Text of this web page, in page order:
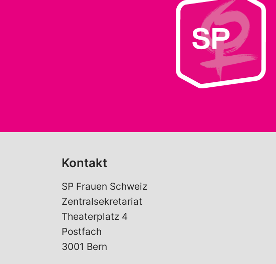
Kontakt
SP Frauen Schweiz
Zentralsekretariat
Theaterplatz 4
Postfach
3001 Bern